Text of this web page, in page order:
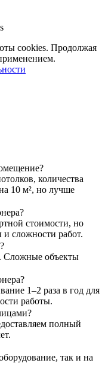
cookies. Продолжая
количества
10 м², но лучше
стоимости, но
сложности работ.
Сложные объекты
1–2 раза в год для
работы.
полный
так и на